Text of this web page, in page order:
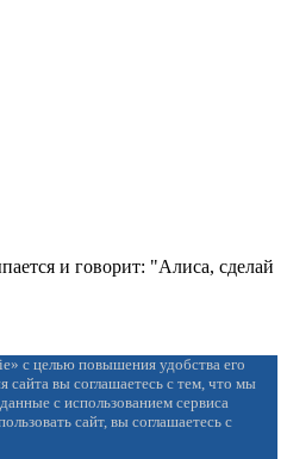
и говорит: "Алиса, сделай
с целью повышения удобства его
сайта вы соглашаетесь с тем, что мы
с использованием сервиса
сайт, вы соглашаетесь с